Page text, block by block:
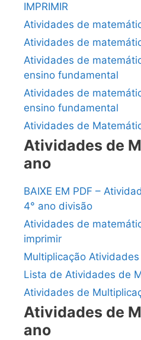
IMPRIMIR
Atividades de
Atividades de
Atividades de
ensino fundamental
Atividades de
ensino fundamental
Atividades de
Atividades de
ano
BAIXE EM PDF –
4° ano divisão
Atividades de
imprimir
Multiplicação
Lista de Atividades de
Atividades de
Atividades de
ano